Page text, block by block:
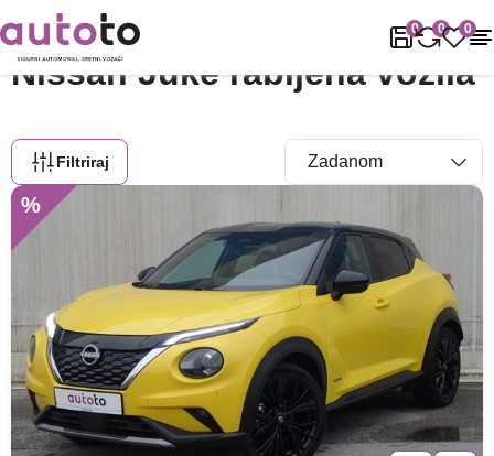
0 0 0
Naslovnica Rabljena vozila
Nissan Juke rabljena vozila
Filtriraj
%